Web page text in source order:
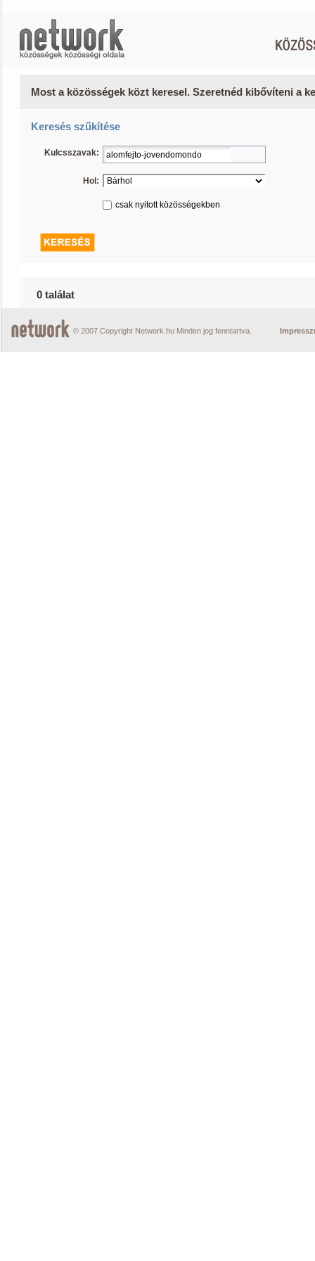
Most a közösségek közt keresel. Szeretnéd kibővíteni a
Keresés szűkítése
Kulcsszavak:
Hol:
csak nyitott közösségekben
0 találat
© 2007 Copyright Network.hu Minden jog fenntartva.